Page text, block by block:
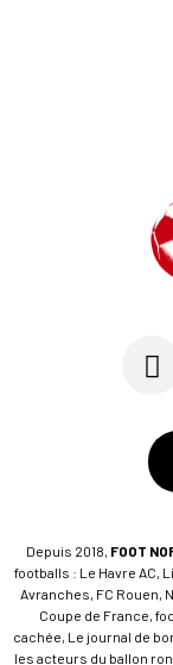
Depuis 2018, FOOT
footballs : Le Havre AC,
Avranches, FC Rouen,
Coupe de France,
cachée, Le journal de
les acteurs du ballon